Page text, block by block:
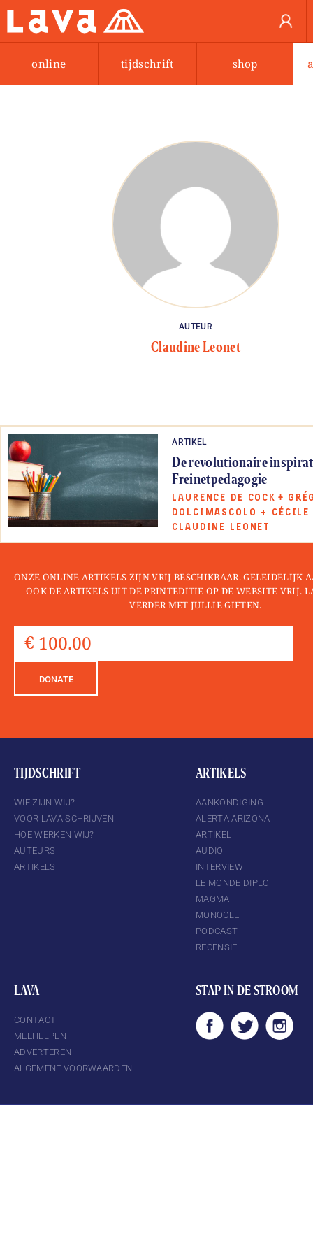
online tijdschrift shop
AUTEUR
Claudine Leonet
ARTIKEL
De revolutionaire
Freinetpedagogie
LAURENCE DE COCK +
DOLCIMASCOLO + CÉCILE
CLAUDINE LEONET
ONZE ONLINE ARTIKELS ZIJN VRIJ BESCHIKBAAR. GELEIDELIJK
OOK DE ARTIKELS UIT DE PRINTEDITIE OP DE WEBSITE VRIJ.
VERDER MET JULLIE GIFTEN.
DONATE
TIJDSCHRIFT
WIE ZIJN WIJ?
VOOR LAVA SCHRIJVEN
HOE WERKEN WIJ?
AUTEURS
ARTIKELS
ARTIKELS
AANKONDIGING
ALERTA ARIZONA
ARTIKEL
AUDIO
INTERVIEW
LE MONDE DIPLO
MAGMA
MONOCLE
PODCAST
RECENSIE
LAVA
CONTACT
MEEHELPEN
ADVERTEREN
ALGEMENE VOORWAARDEN
STAP IN DE STROOM